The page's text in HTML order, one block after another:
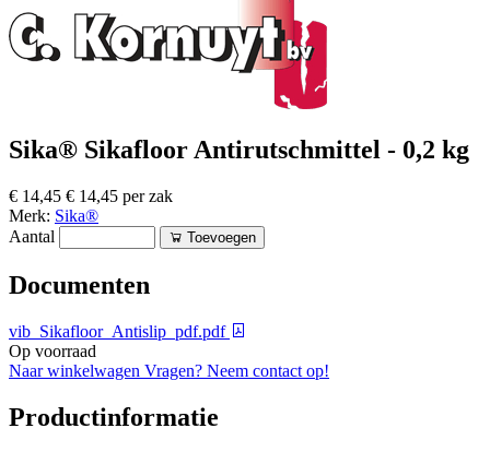
Sika® Sikafloor Antirutschmittel - 0,2 kg
€ 14,45 € 14,45 per zak
Merk: Sika®
Aantal
Toevoegen
Documenten
vib_Sikafloor_Antislip_pdf.pdf
Op voorraad
Naar winkelwagen Vragen? Neem contact op!
Productinformatie